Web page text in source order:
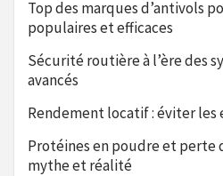
Top des marques d’antivols
populaires et efficaces
Sécurité routière à l’ère des
avancés
Rendement locatif : éviter les
Protéines en poudre et perte
mythe et réalité